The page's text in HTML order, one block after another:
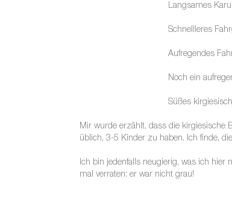
Langsames
Schnellleres
Aufregendes
Noch ein
Süßes
Mir wurde erzählt, dass die kirgiesische
üblich, 3-5 Kinder zu haben. Ich finde,
Ich bin jedenfalls neugierig, was ich hier
mal verraten: er war nicht grau!